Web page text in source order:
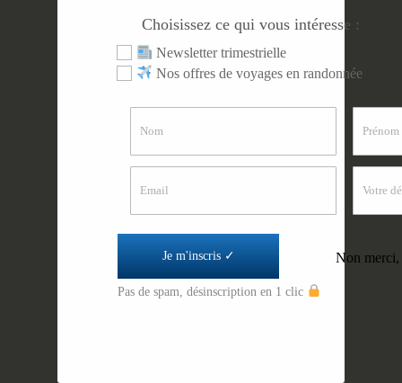
VOSGOS ALSACIA DEL
13 AL 19 DE SEPTIEMBRE
DE 2026
Choisissez ce qui vous intéresse :
Non merci,
Pas de spam, désinscription en 1 clic
Select OptionsNewsletter trimestrielle
Nos offres de voyages en randonnée
Nom Prénom
Email Votre
Je m'inscris ✓